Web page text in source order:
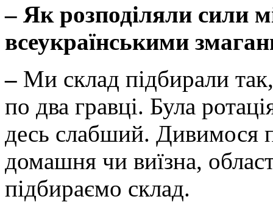
– Як розподіляли сили
всеукраїнськими
– Ми склад підбирали
по два гравці. Була
десь слабший. Дивимося
домашня чи виїзна,
підбираємо склад.